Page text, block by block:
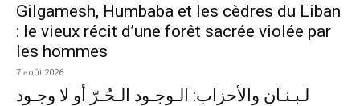
Gilgamesh, Humbaba et les cèdres du Liban
: le vieux récit d’une forêt sacrée violée par
les hommes
7 août 2026
لـبـنـان والأحزاب: الـوجـود الـحُـرّ أو لا وجـود